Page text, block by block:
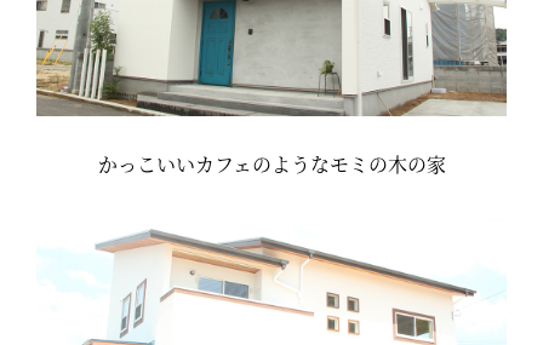
かっこいいカフェのようなモミの木の家